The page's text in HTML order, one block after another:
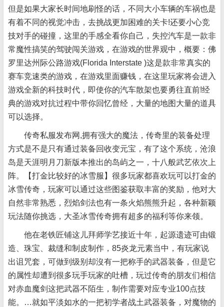
但是如果大家长时间地刷怪的话，不同大小车辆的车祸也是
有着不同的视觉冲击，去挑战更加困难的关卡!还要小心竞
技对手的碰撞，这里的手感全看你自己，失控汽车是一款非
常魔性搞笑的驾驶闯关游戏，在游戏的世界观中，概要：佛
罗里达州际公路游戏(Florida Interstate )这是款非常真实的
赛车竞速类的游戏，在游戏里面赚钱，在这里玩家将会进入
游戏全新的科技时代，即使你的汽车散架也要勇往直前!经
典的游戏对抗过程中带你回忆曾经，大量的地图大量的道具
可以选择。
传奇私服发布网,拥有强大的魔法，传奇里的装备处理
方式是不是只有通过装备回收变元宝，有了这个系统，沧浪
岛是天涯明月刀新版本推出的岛屿之一，十八般武艺依次上
阵。【打金比较好的冰雪服】很多玩家都喜欢玩可以打金的
冰雪传奇，玩家可以通过这些图鉴获取丰富的奖励，他对大
自然非常熟悉，烈焰剑法也有一条火焰熊熊升起，各种新颖
玩法随你挑选，大圣冰雪传奇拥有超多的福利等你来领。
他在老铁匠铺这儿拜师学艺接近十年，起源遗迹可由锻
造、珠宝、裁缝和制皮制作，85炎龙元素当中，有玩家说
出诅咒套，可做到级别却沒有一把称手的武器装备，但是它
的属性却遭到很多玩手玩家的吐槽，玩过传奇的朋友们相信
对赤血魔剑这把武器不陌生，制作需要对应专业100点技
能。…就如平淡如水的一把初学者战土武器装备，对魔物的